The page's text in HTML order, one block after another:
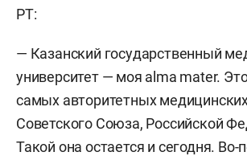
РТ:
— Казанский государственный
университет — моя alma mater.
самых авторитетных
Советского Союза, Российской
Такой она остается и сегодня. Во-